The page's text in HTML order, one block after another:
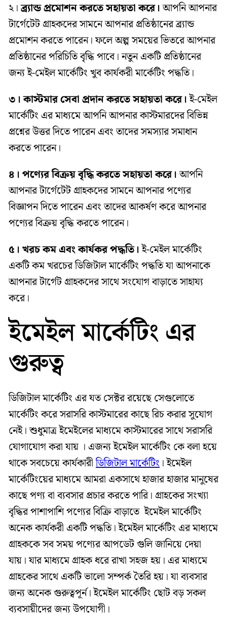
২।ব্র্যান্ড প্রমোশন করতে সহায়তা করে।আপনি আপনার
টার্গেটেট গ্রাহকদের সামনে আপনার প্রতিষ্ঠানের ব্র্যান্ড
প্রমোশন করতে পারেন। ফলে অল্প সময়ের ভিতরে আপনার
প্রতিষ্ঠানের পরিচিতি বৃদ্ধি পাবে। নতুন একটি প্রতিষ্ঠানের
জন্য ই-মেইল মার্কেটিং খুব কার্যকরী মার্কেটিং পদ্ধতি।
৩। কাস্টমার সেবা প্রদান করতে সহায়তা করে।ই-মেইল
মার্কেটিং এর মাধ্যমে আপনি আপনার কাস্টমারদের বিভিন্ন
প্রশ্নের উত্তর দিতে পারেন এবং তাদের সমস্যার সমাধান
করতে পারেন।
৪।পণ্যের বিক্রয় বৃদ্ধি করতে সহায়তা করে।আপনি
আপনার টার্গেটেট গ্রাহকদের সামনে আপনার পণ্যের
বিজ্ঞাপন দিতে পারেন এবং তাদের আকর্ষণ করে আপনার
পণ্যের বিক্রয় বৃদ্ধি করতে পারেন।
৫। খরচ কম এবং কার্যকর পদ্ধতি।ই-মেইল মার্কেটিং
একটি কম খরচের ডিজিটাল মার্কেটিং পদ্ধতি যা আপনাকে
আপনার টার্গেট গ্রাহকদের সাথে সংযোগ বাড়াতে সাহায্য
করে।
ইমেইল মার্কেটিং এর
গুরুত্ব
ডিজিটাল মার্কেটিং এর যত সেক্টর রয়েছে সেগুলোতে
মার্কেটিং করে সরাসরি কাস্টমারের কাছে রিচ করার সুযোগ
নেই। শুধুমাত্র ইমেইলের মাধ্যমে কাস্টমারের সাথে সরাসরি
যোগাযোগ করা যায় । এজন্য ইমেইল মার্কেটিং কে বলা হয়ে
থাকে সবচেয়ে কার্যকারীডিজিটাল মার্কেটিং। ইমেইল
মার্কেটিংয়ের মাধ্যমে আমরা একসাথে হাজার হাজার মানুষের
কাছে পণ্য বা ব্যবসার প্রচার করতে পারি। গ্রাহকের সংখ্যা
বৃদ্ধির পাশাপাশি পণ্যের বিক্রি বাড়াতে ইমেইল মার্কেটিং
অনেক কার্যকরী একটি পদ্ধতি। ইমেইল মার্কেটিং এর মাধ্যমে
গ্রাহককে সব সময় পণ্যের আপডেট গুলি জানিয়ে দেয়া
যায়। যার মাধ্যমে গ্রাহক ধরে রাখা সহজ হয়। এর মাধ্যমে
গ্রাহকের সাথে একটি ভালো সম্পর্ক তৈরি হয়। যা ব্যবসার
জন্য অনেক গুরুত্বপূর্ন। ইমেইল মার্কেটিং ছোট বড় সকল
ব্যবসায়ীদের জন্য উপযোগী।